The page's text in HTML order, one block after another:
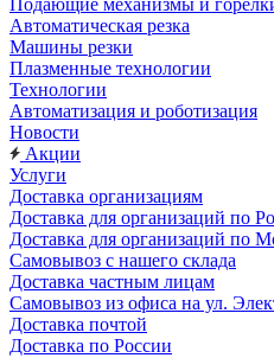
Подающие механизмы и
Автоматическая резка
Машины резки
Плазменные технологии
Технологии
Автоматизация и роботизация
Новости
Акции
Услуги
Доставка организациям
Доставка для организаций по
Доставка для организаций по
Самовывоз с нашего склада
Доставка частным лицам
Самовывоз из офиса на ул.
Доставка почтой
Доставка по России